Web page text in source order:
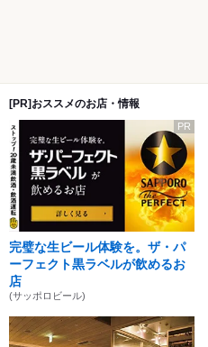
[PR]おススメのお店・情報
PR
完璧な生ビール体験を。ザ・パ
ーフェクト黒ラベルが飲めるお
店
(サッポロビール)